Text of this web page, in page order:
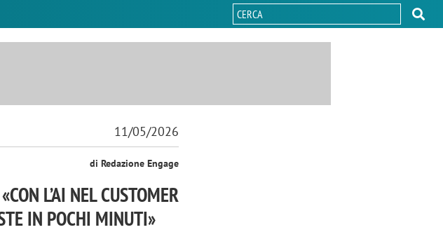
11/05/2026
di Redazione Engage
L’AI NEL CUSTOMER
IN POCHI MINUTI»